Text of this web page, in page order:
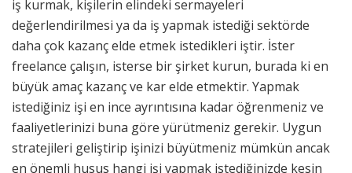
iş kurmak, kişilerin elindeki sermayeleri
değerlendirilmesi ya da iş yapmak istediği sektörde
daha çok kazanç elde etmek istedikleri iştir. İster
freelance çalışın, isterse bir şirket kurun, burada ki en
büyük amaç kazanç ve kar elde etmektir. Yapmak
istediğiniz işi en ince ayrıntısına kadar öğrenmeniz ve
faaliyetlerinizi buna göre yürütmeniz gerekir. Uygun
stratejileri geliştirip işinizi büyütmeniz mümkün ancak
en önemli husus hangi işi yapmak istediğinizde kesin